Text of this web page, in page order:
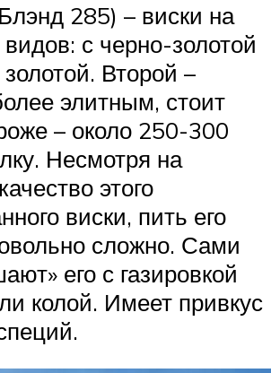
285) – виски на
с черно-золотой
золотой. Второй –
элитным, стоит
– около 250-300
Несмотря на
этого
виски, пить его
сложно. Сами
его с газировкой
колой. Имеет привкус